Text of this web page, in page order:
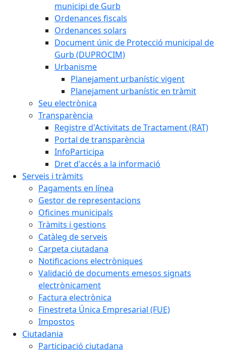
municipi de Gurb
Ordenances fiscals
Ordenances solars
Document únic de Protecció municipal de
Gurb (DUPROCIM)
Urbanisme
Planejament urbanístic vigent
Planejament urbanístic en tràmit
Seu electrònica
Transparència
Registre d'Activitats de Tractament (RAT)
Portal de transparència
InfoParticipa
Dret d'accés a la informació
Serveis i tràmits
Pagaments en línea
Gestor de representacions
Oficines municipals
Tràmits i gestions
Catàleg de serveis
Carpeta ciutadana
Notificacions electròniques
Validació de documents emesos signats
electrònicament
Factura electrònica
Finestreta Única Empresarial (FUE)
Impostos
Ciutadania
Participació ciutadana